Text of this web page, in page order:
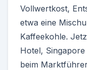
Vollwertkost,
etwa eine
Kaffeekohle.
Hotel,
beim